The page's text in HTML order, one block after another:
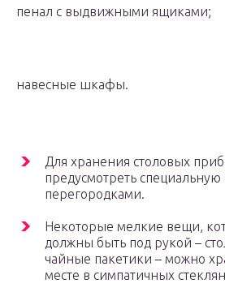
пенал с выдвижными ящиками;
навесные шкафы.
Для хранения столовых
предусмотреть специальную
перегородками.
Некоторые мелкие вещи,
должны быть под рукой –
чайные пакетики – можно
месте в симпатичных